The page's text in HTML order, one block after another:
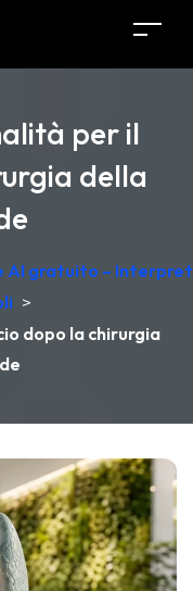
per il
della
AI gratuito –
>
dopo la chirurgia